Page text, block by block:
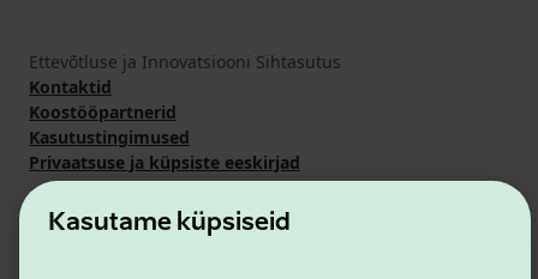
Kasutame küpsiseid
Ettevõtluse ja Innovatsiooni Sihtasutus
Kontaktid
Koostööpartnerid
Kasutustingimused
Privaatsuse ja küpsiste eeskirjad